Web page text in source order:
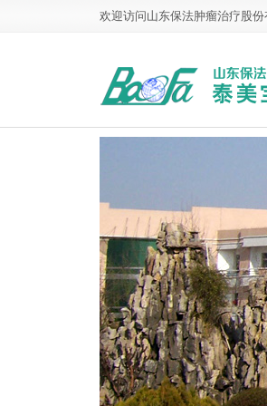
欢迎访问山东保法肿瘤治疗股